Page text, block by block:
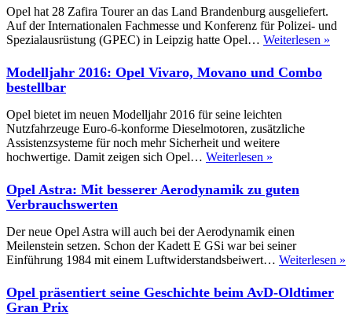
Surf
Concept
für
Opel hat 28 Zafira Tourer an das Land Brandenburg ausgeliefert.
Auf der Internationalen Fachmesse und Konferenz für Polizei- und
Spezialausrüstung (GPEC) in Leipzig hatte Opel… Weiterlesen »
Modelljahr 2016: Opel Vivaro, Movano und Combo
bestellbar
Opel bietet im neuen Modelljahr 2016 für seine leichten
Nutzfahrzeuge Euro-6-konforme Dieselmotoren, zusätzliche
Assistenzsysteme für noch mehr Sicherheit und weitere
hochwertige. Damit zeigen sich Opel… Weiterlesen »
Opel
Vivaro,
und
Combo
bestellbar
Opel Astra: Mit besserer Aerodynamik zu guten
Verbrauchswerten
Der neue Opel Astra will auch bei der Aerodynamik einen
Meilenstein setzen. Schon der Kadett E GSi war bei seiner
Einführung 1984 mit einem Luftwiderstandsbeiwert… Weiterlesen »
Opel präsentiert seine Geschichte beim AvD-Oldtimer
Gran Prix